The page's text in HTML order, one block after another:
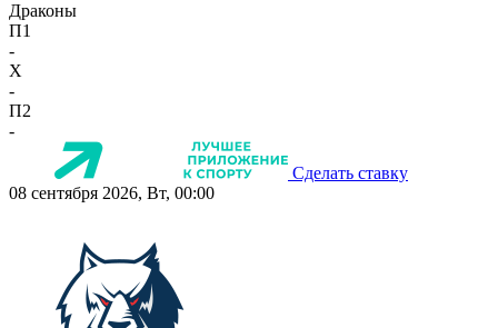
Драконы
П1
-
X
-
П2
-
Сделать ставку
08 сентября 2026, Вт, 00:00